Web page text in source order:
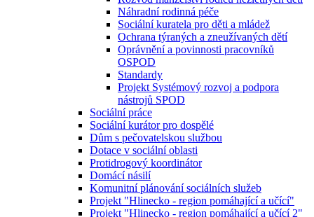
Náhradní rodinná péče
Sociální kuratela pro děti a mládež
Ochrana týraných a zneužívaných dětí
Oprávnění a povinnosti pracovníků
OSPOD
Standardy
Projekt Systémový rozvoj a podpora
nástrojů SPOD
Sociální práce
Sociální kurátor pro dospělé
Dům s pečovatelskou službou
Dotace v sociální oblasti
Protidrogový koordinátor
Domácí násilí
Komunitní plánování sociálních služeb
Projekt "Hlinecko - region pomáhající a učící"
Projekt "Hlinecko - region pomáhající a učící 2"